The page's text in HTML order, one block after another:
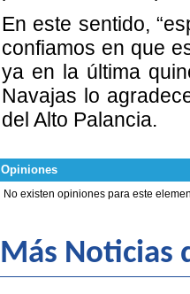
En este sentido,
confiamos en que
ya en la última
Navajas lo
del Alto Palancia.
Opiniones
No existen opiniones para este
Más Noticias